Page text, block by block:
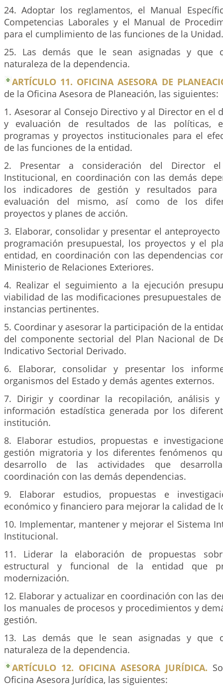
24. Adoptar los reglamentos, el Manual
Competencias Laborales y el Manual de
para el cumplimiento de las funciones de la Unidad.
25. Las demás que le sean asignadas y que
naturaleza de la dependencia.
ARTÍCULO 11. OFICINA ASESORA DE
de la Oficina Asesora de Planeación, las siguientes:
1. Asesorar al Consejo Directivo y al Director en el
y evaluación de resultados de las políticas,
programas y proyectos institucionales para el
de las funciones de la entidad.
2. Presentar a consideración del Director el
Institucional, en coordinación con las demás
los indicadores de gestión y resultados
evaluación del mismo, así como de los
proyectos y planes de acción.
3. Elaborar, consolidar y presentar el
programación presupuestal, los proyectos y el
entidad, en coordinación con las dependencias
Ministerio de Relaciones Exteriores.
4. Realizar el seguimiento a la ejecución
viabilidad de las modificaciones presupuestales
instancias pertinentes.
5. Coordinar y asesorar la participación de la
del componente sectorial del Plan Nacional de
Indicativo Sectorial Derivado.
6. Elaborar, consolidar y presentar los
organismos del Estado y demás agentes externos.
7. Dirigir y coordinar la recopilación, análisis
información estadística generada por los
institución.
8. Elaborar estudios, propuestas e
gestión migratoria y los diferentes fenómenos
desarrollo de las actividades que
coordinación con las demás dependencias.
9. Elaborar estudios, propuestas e
económico y financiero para mejorar la calidad de
10. Implementar, mantener y mejorar el Sistema
Institucional.
11. Liderar la elaboración de propuestas
estructural y funcional de la entidad que
modernización.
12. Elaborar y actualizar en coordinación con las
los manuales de procesos y procedimientos y
gestión.
13. Las demás que le sean asignadas y que
naturaleza de la dependencia.
ARTÍCULO 12. OFICINA ASESORA JURÍDICA.
Oficina Asesora Jurídica, las siguientes: